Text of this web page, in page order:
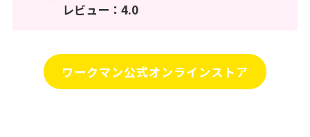
レビュー：4.0
ワークマン公式オンラインストア